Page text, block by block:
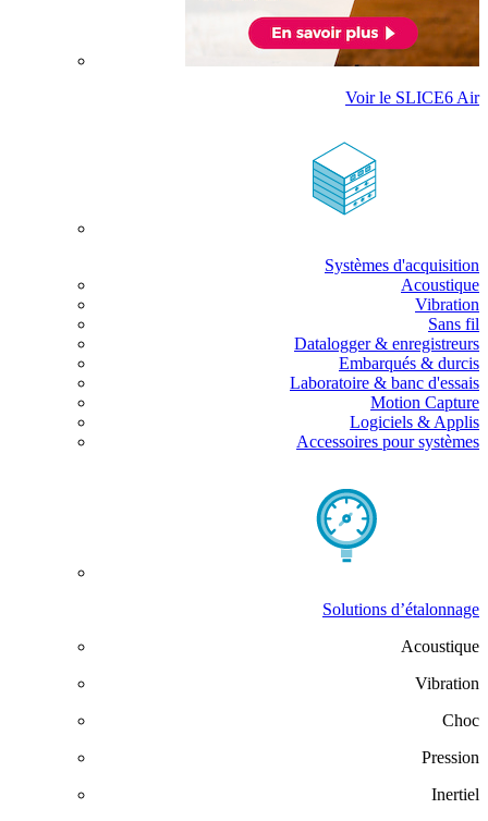
Voir le SLICE6 Air
Systèmes d'acquisition
Acoustique
Vibration
Sans fil
Datalogger & enregistreurs
Embarqués & durcis
Laboratoire & banc d'essais
Motion Capture
Logiciels & Applis
Accessoires pour systèmes
Solutions d’étalonnage
Acoustique
Vibration
Choc
Pression
Inertiel